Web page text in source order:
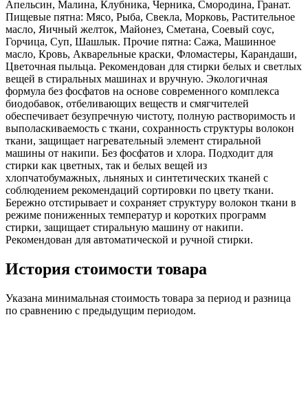
Апельсин, Малина, Клубника, Черника, Смородина, Гранат.
Пищевые пятна: Мясо, Рыба, Свекла, Морковь, Растительное
масло, Яичный желток, Майонез, Сметана, Соевый соус,
Горчица, Суп, Шашлык. Прочие пятна: Сажа, Машинное
масло, Кровь, Акварельные краски, Фломастеры, Карандаши,
Цветочная пыльца. Рекомендован для стирки белых и светлых
вещей в стиральных машинах и вручную. Экологичная
формула без фосфатов на основе современного комплекса
биодобавок, отбеливающих веществ и смягчителей
обеспечивает безупречную чистоту, полную растворимость и
выполаскиваемость с ткани, сохранность структуры волокон
ткани, защищает нагревательный элемент стиральной
машины от накипи. Без фосфатов и хлора. Подходит для
стирки как цветных, так и белых вещей из
хлопчатобумажных, льняных и синтетических тканей с
соблюдением рекомендаций сортировки по цвету ткани.
Бережно отстирывает и сохраняет структуру волокон ткани в
режиме пониженных температур и коротких программ
стирки, защищает стиральную машину от накипи.
Рекомендован для автоматической и ручной стирки.
История стоимости товара
Указана минимальная стоимость товара за период и разница
по сравнению с предыдущим периодом.